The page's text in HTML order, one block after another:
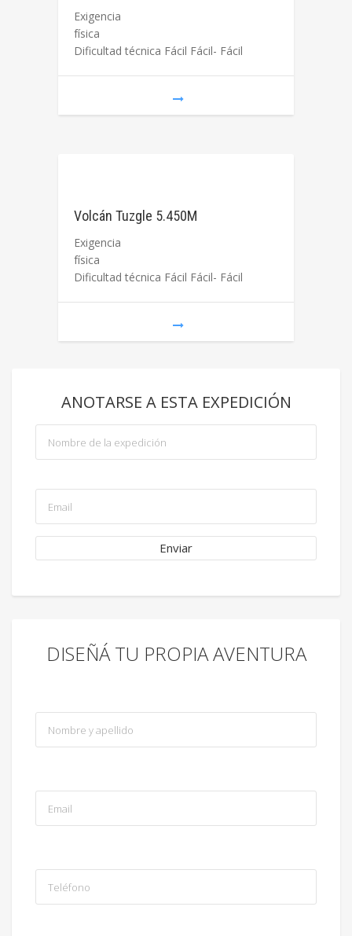
Exigencia
física
Dificultad técnica Fácil Fácil- Fácil
Volcán Tuzgle 5.450M
Exigencia
física
Dificultad técnica Fácil Fácil- Fácil
ANOTARSE A ESTA EXPEDICIÓN
DISEÑÁ TU PROPIA AVENTURA